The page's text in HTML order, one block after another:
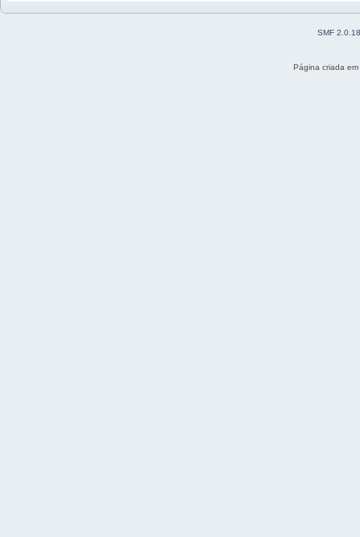
SMF 2.0.18
Página criada